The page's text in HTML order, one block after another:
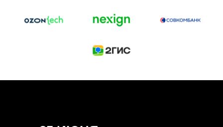
к построению бизнеса и созданию технологий под
И БИТВА АГЕНТОВ